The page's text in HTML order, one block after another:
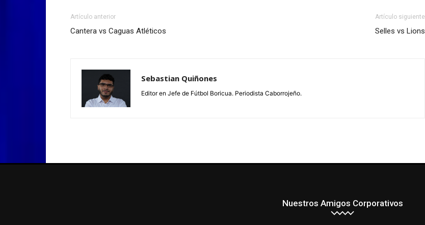
Artículo anterior
Cantera vs Caguas Atléticos
Artículo siguiente
Selles vs Lions
Sebastian Quiñones
Editor en Jefe de Fútbol Boricua. Periodista Caborrojeño.
Nuestros Amigos Corporativos